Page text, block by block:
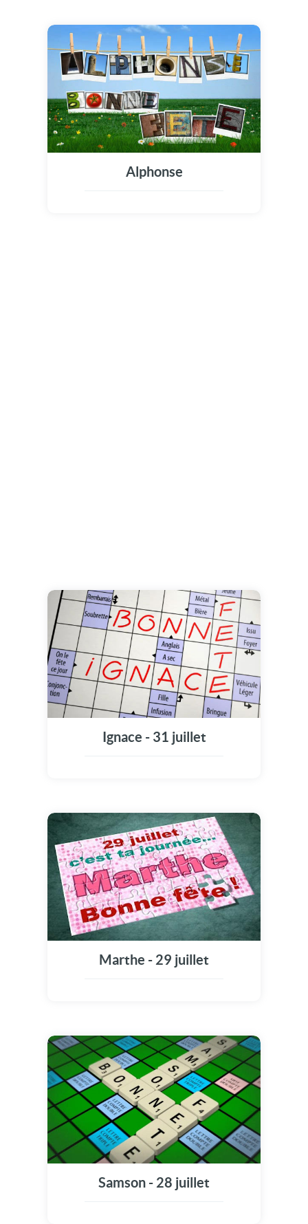
Alphonse
Ignace - 31 juillet
Marthe - 29 juillet
Samson - 28 juillet